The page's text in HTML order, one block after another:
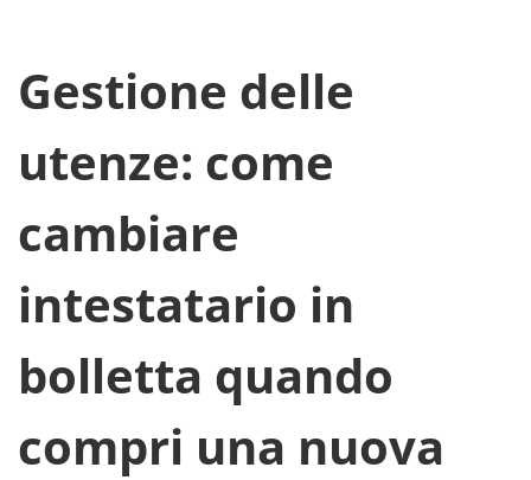
Gestione delle
utenze: come
cambiare
intestatario in
bolletta quando
compri una nuova